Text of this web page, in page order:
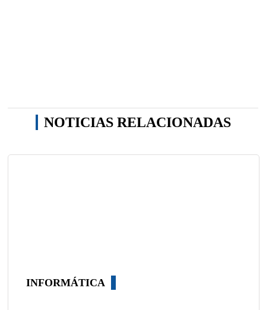
NOTICIAS RELACIONADAS
INFORMÁTICA